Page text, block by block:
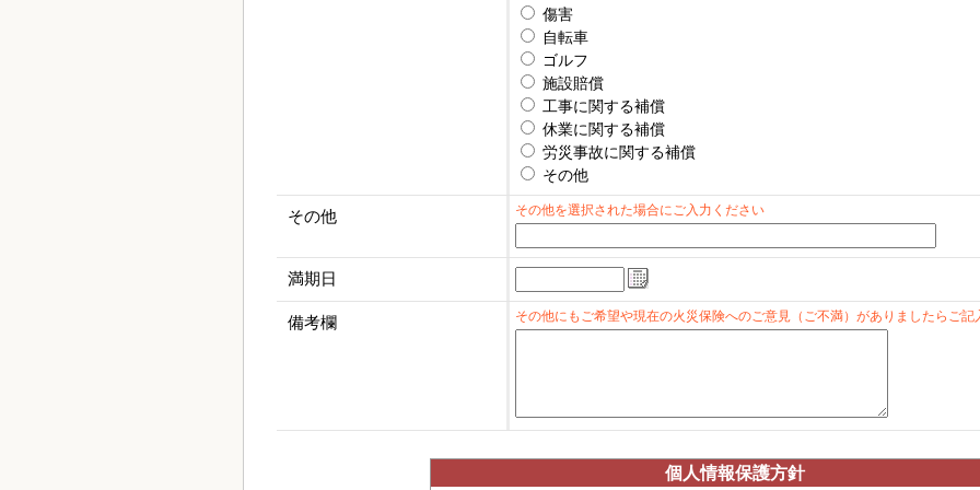
傷害
自転車
ゴルフ
施設賠償
工事に関する補償
休業に関する補償
労災事故に関する補償
その他
その他 その他を選択された場合にご入力ください
満期日
備考欄 その他にもご希望や現在の火災保険へのご意見（ご不満）がありましたらご記
個人情報保護方針